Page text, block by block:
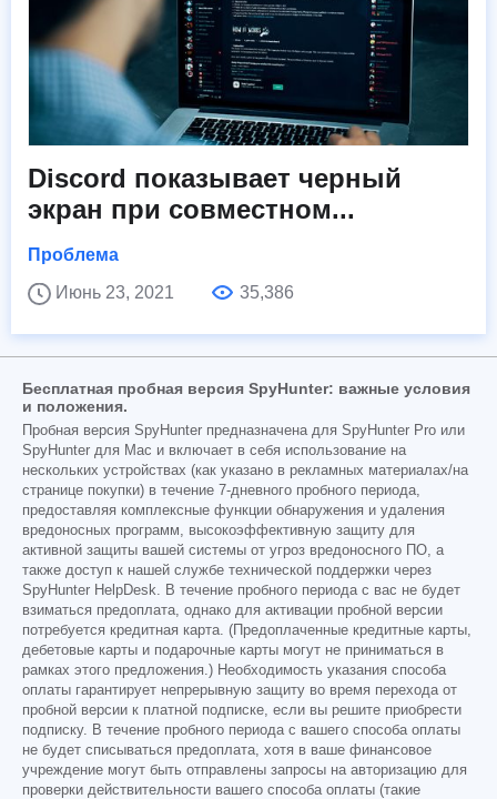
Discord показывает черный
экран при совместном...
Проблема
Июнь 23, 2021
35,386
Бесплатная пробная версия SpyHunter: важные условия
и положения.
Пробная версия SpyHunter предназначена для SpyHunter Pro или
SpyHunter для Mac и включает в себя использование на
нескольких устройствах (как указано в рекламных материалах/на
странице покупки) в течение 7-дневного пробного периода,
предоставляя комплексные функции обнаружения и удаления
вредоносных программ, высокоэффективную защиту для
активной защиты вашей системы от угроз вредоносного ПО, а
также доступ к нашей службе технической поддержки через
SpyHunter HelpDesk. В течение пробного периода с вас не будет
взиматься предоплата, однако для активации пробной версии
потребуется кредитная карта. (Предоплаченные кредитные карты,
дебетовые карты и подарочные карты могут не приниматься в
рамках этого предложения.) Необходимость указания способа
оплаты гарантирует непрерывную защиту во время перехода от
пробной версии к платной подписке, если вы решите приобрести
подписку. В течение пробного периода с вашего способа оплаты
не будет списываться предоплата, хотя в ваше финансовое
учреждение могут быть отправлены запросы на авторизацию для
проверки действительности вашего способа оплаты (такие